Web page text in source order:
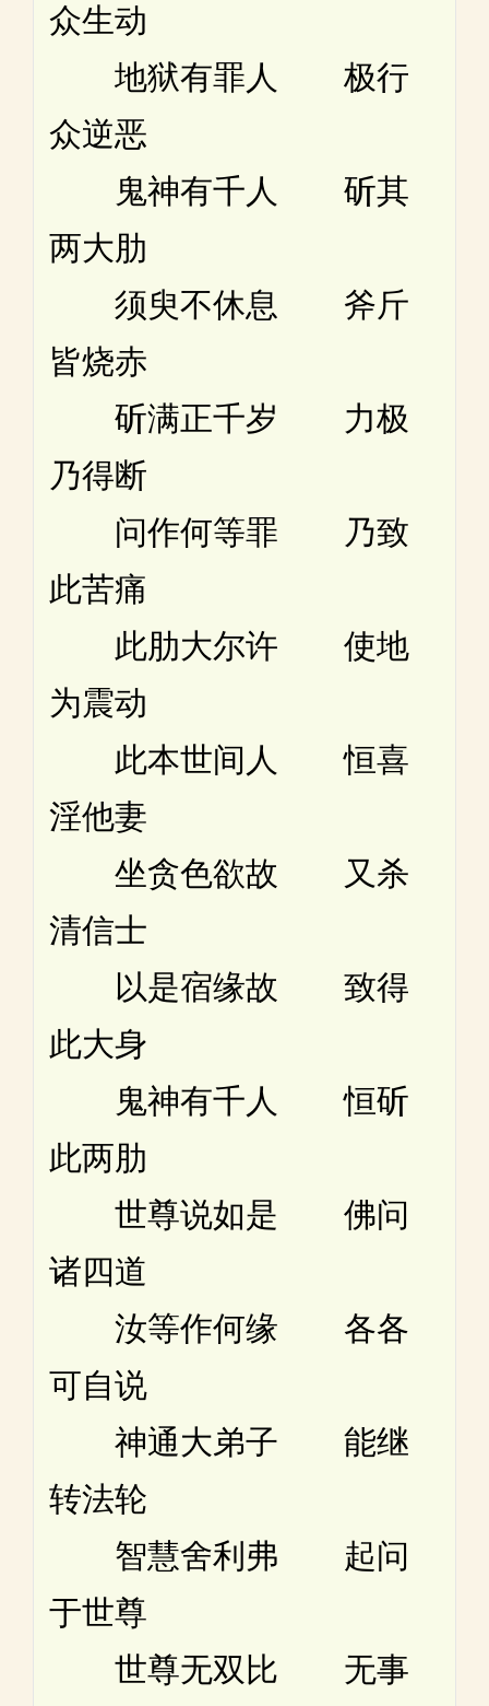
众生动
地狱有罪人 极行
众逆恶
鬼神有千人 斫其
两大肋
须臾不休息 斧斤
皆烧赤
斫满正千岁 力极
乃得断
问作何等罪 乃致
此苦痛
此肋大尔许 使地
为震动
此本世间人 恒喜
淫他妻
坐贪色欲故 又杀
清信士
以是宿缘故 致得
此大身
鬼神有千人 恒斫
此两肋
世尊说如是 佛问
诸四道
汝等作何缘 各各
可自说
神通大弟子 能继
转法轮
智慧舍利弗 起问
于世尊
世尊无双比 无事